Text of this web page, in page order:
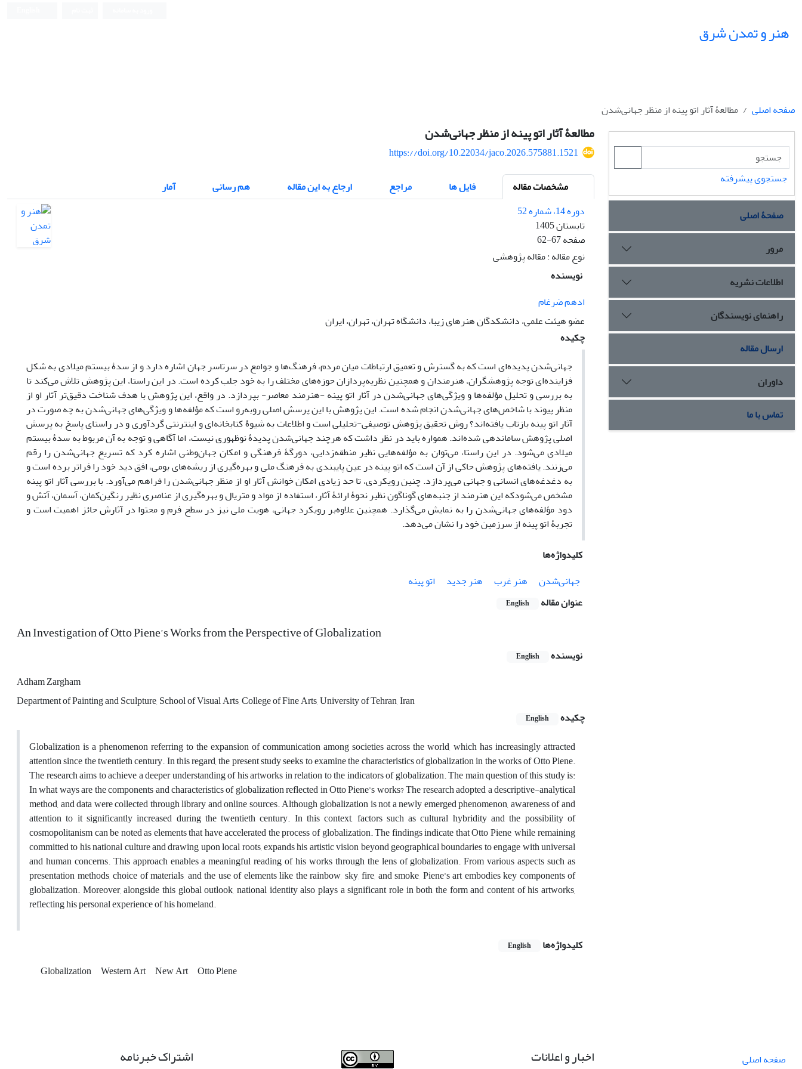
هنر و تمدن شرق
صفحه اصلی مطالعۀ‌‌ آثار اتو پینه از منظر جهانی‌‌شدن
مطالعۀ‌‌ آثار اتو پینه از منظر جهانی‌‌شدن
https://doi.org/10.22034/jaco.2026.575881.1521
مشخصات مقاله
فایل ها مراجع ارجاع به این مقاله هم رسانی
آمار
دوره 14، شماره 52
تابستان 1405
صفحه62-67
نوع مقاله : مقاله پژوهشی
نویسنده
ادهم ضرغام
عضو هیئت علمی، دانشکدگان هنرهای زیبا، دانشگاه تهران، تهران، ایران
چکیده
جهانی‌شدن پدیده‌ای است که به گسترش و تعمیق ارتباطات میان مردم، فرهنگ‌ها و جوامع در سرتاسر جهان اشاره دارد و از سدۀ بیستم میلادی به شکل
فزاینده‌ای توجه پژوهشگران، هنرمندان و همچنین نظریه‌پردازان حوزه‌های مختلف را به خود جلب کرده‌ است. در این راستا، این پژوهش تلاش می‌‌کند تا
به بررسی و تحلیل مؤلفه‌ها و ویژگی‌های جهانی‌شدن در آثار اتو پینه -هنرمند معاصر- بپردازد. در واقع، این پژوهش با هدف شناخت دقیق‌تر آثار او از
منظر پیوند با شاخص‌های جهانی‌شدن انجام شده است. این پژوهش با این پرسش اصلی روبه‌رو است که مؤلفه‌ها و ویژگی‌های جهانی‌‌شدن به چه صورت در
آثار اتو پینه بازتاب یافته‌‌اند؟ روش تحقیق پژوهش توصیفی-تحلیلی است و اطلاعات به شیوۀ کتابخانه‌‌ای و اینترنتی گردآوری و در راستای پاسخ به پرسش
اصلی پژوهش ساماندهی شده‌اند. همواره باید در نظر داشت که هرچند جهانی‌‌شدن پدیدۀ نوظهوری نیست‌‌، اما آگاهی و توجه به آن مربوط به سدۀ بیستم
میلادی می‌‌شود. در این راستا، می‌‌توان به مؤلفه‌‌هایی نظیر منطقه‌‌زدایی، دورگۀ فرهنگی و امکان جهان‌‌وطنی اشاره کرد که تسریع جهانی‌‌شدن را رقم
می‌‌زنند. یافته‌‌های پژوهش حاکی از آن است که اتو پینه در عین پایبندی به فرهنگ ملی و بهره‌گیری از ریشه‌های بومی، افق دید خود را فراتر برده است و
به دغدغه‌های انسانی و جهانی می‌‌پردازد. چنین رویکردی، تا حد زیادی امکان خوانش آثار او از منظر جهانی‌شدن را فراهم می‌آورد. با بررسی آثار اتو پینه
مشخص می‌شودکه این هنرمند از جنبه‌‌های گوناگون نظیر نحوۀ ارائۀ آثار، استفاده از مواد و متریال و بهره‌‌گیری از عناصری نظیر رنگین‌‌کمان، آسمان، آتش و
دود مؤلفه‌‌های جهانی‌‌شدن را به نمایش می‌‌گذارد. همچنین علاوه‌‌بر رویکرد جهانی، هویت ملی نیز در سطح فرم و محتوا در آثارش حائز اهمیت است و
تجربۀ اتو پینه از سرزمین خود را نشان می‌‌دهد.
کلیدواژه‌ها
جهانی‌شدن
هنر غرب هنر جدید
اتو پینه
عنوان مقاله
English
An Investigation of Otto Piene’s Works from the Perspective of Globalization
نویسنده English
Adham Zargham
Department of Painting and Sculpture, School of Visual Arts, College of Fine Arts, University of Tehran, Iran
چکیده
English
Globalization is a phenomenon referring to the expansion of communication among societies across the world, which has increasingly attracted
attention since the twentieth century. In this regard, the present study seeks to examine the characteristics of globalization in the works of Otto Piene.
The research aims to achieve a deeper understanding of his artworks in relation to the indicators of globalization. The main question of this study is:
In what ways are the components and characteristics of globalization reflected in Otto Piene’s works? The research adopted a descriptive-analytical
method, and data were collected through library and online sources. Although globalization is not a newly emerged phenomenon, awareness of and
attention to it significantly increased during the twentieth century. In this context, factors such as cultural hybridity and the possibility of
cosmopolitanism can be noted as elements that have accelerated the process of globalization. The findings indicate that Otto Piene, while remaining
committed to his national culture and drawing upon local roots, expands his artistic vision beyond geographical boundaries to engage with universal
and human concerns. This approach enables a meaningful reading of his works through the lens of globalization. From various aspects such as
presentation methods, choice of materials, and the use of elements like the rainbow, sky, fire, and smoke, Piene’s art embodies key components of
globalization. Moreover, alongside this global outlook, national identity also plays a significant role in both the form and content of his artworks,
reflecting his personal experience of his homeland.
کلیدواژه‌ها English
Globalization Western Art New Art Otto Piene
جستجوی پیشرفته
صفحۀ اصلی
مرور
اطلاعات نشریه
راهنمای نویسندگان
ارسال مقاله
داوران
تماس با ما
صفحه اصلی اخبار و اعلانات اشتراک خبرنامه